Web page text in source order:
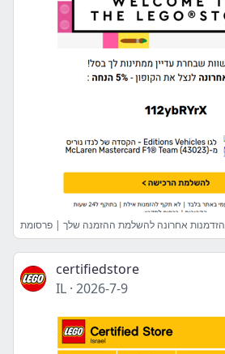
הזדמנות אחרונה להשלמת ההזמנה שלך | פרסומת
certifiedstore
IL · 2026-7-9